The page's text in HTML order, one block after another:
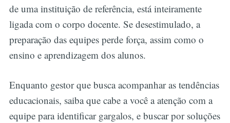
de uma instituição de referência, está inteiramente
ligada com o corpo docente. Se desestimulado, a
preparação das equipes perde força, assim como o
ensino e aprendizagem dos alunos.
Enquanto gestor que busca acompanhar as tendências
educacionais, saiba que cabe a você a atenção com a
equipe para identificar gargalos, e buscar por soluções